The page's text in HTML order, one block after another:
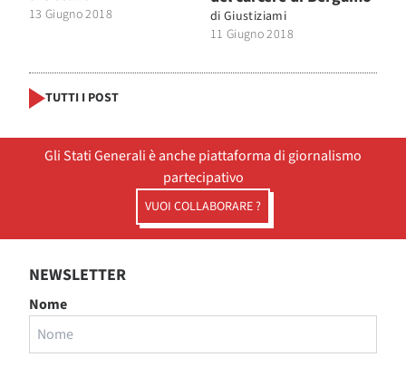
13 Giugno 2018
di Giustiziami
11 Giugno 2018
TUTTI I POST
Gli Stati Generali è anche piattaforma di giornalismo
partecipativo
VUOI COLLABORARE ?
NEWSLETTER
Nome